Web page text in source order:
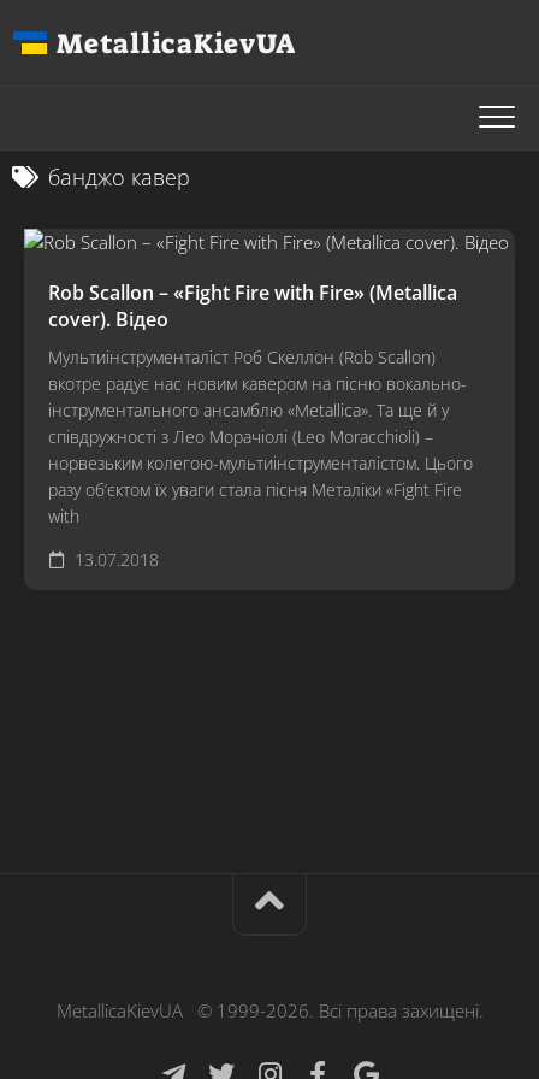
до
MetallicaKievUA
банджо кавер
Rob Scallon – «Fight Fire with Fire» (Metallica
cover). Відео
Мультиінструменталіст Роб Скеллон (Rob Scallon)
вкотре радує нас новим кавером на пісню вокально-
інструментального ансамблю «Metallica». Та ще й у
співдружності з Лео Морачіолі (Leo Moracchioli) –
норвезьким колегою-мультиінструменталістом. Цього
разу об’єктом їх уваги стала пісня Металіки «Fight Fire
with
13.07.2018
MetallicaKievUA © 1999-2026. Всі права захищені.